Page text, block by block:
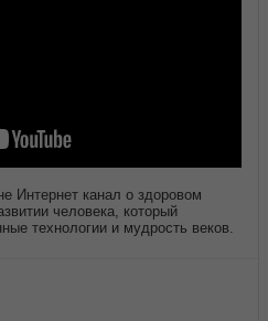
Интернет канал о здоровом
человека, который
технологии и мудрость веков.